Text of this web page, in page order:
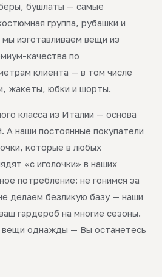
бушлаты — самые
группа, рубашки и
изготавливаем вещи из
качества по
клиента — в том числе
жакеты, юбки и шорты.
класса из Италии — основа
А наши постоянные покупатели
которые в любых
«с иголочки» в наших
потребление: не гонимся за
делаем безликую базу — наши
гардероб на многие сезоны.
вещи однажды — Вы останетесь